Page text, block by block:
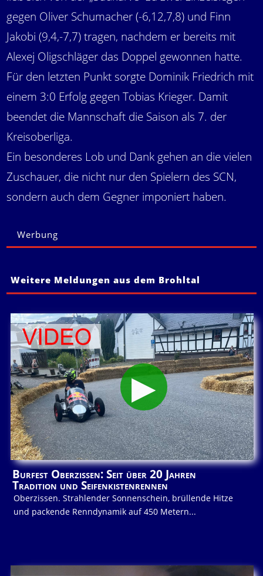
gegen Oliver Schumacher (-6,12,7,8) und Finn
Jakobi (9,4,-7,7) tragen, nachdem er bereits mit
Alexej Oligschläger das Doppel gewonnen hatte.
Für den letzten Punkt sorgte Dominik Friedrich mit
einem 3:0 Erfolg gegen Tobias Krieger. Damit
beendet die Mannschaft die Saison als 7. der
Kreisoberliga.
Ein besonderes Lob und Dank gehen an die vielen
Zuschauer, die nicht nur den Spielern des SCN,
sondern auch dem Gegner imponiert haben.
Werbung
Weitere Meldungen aus dem Brohltal
Burfest Oberzissen: Seit über 20 Jahren
Tradition und Seifenkistenrennen
Oberzissen. Strahlender Sonnenschein, brüllende Hitze
und packende Renndynamik auf 450 Metern...